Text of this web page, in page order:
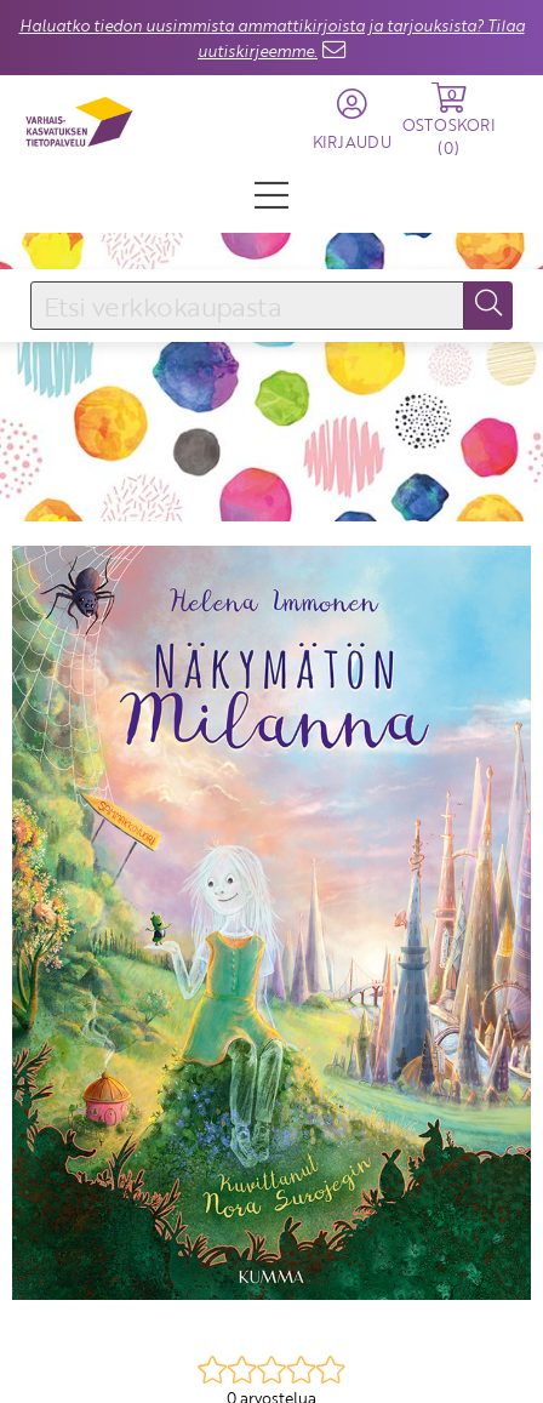
Haluatko tiedon uusimmista ammattikirjoista ja tarjouksista? Tilaa
uutiskirjeemme.
KIRJAUDU
0
OSTOSKORI
(0)
KIRJAUDU SISÄÄN
Käyttäjätunnus
Salasana
Unohtuiko salasana?
KIRJAUDU SISÄÄN
Etkö ole vielä Varhaiskasvatuksen Tietopalvelun
jäsen?
Liity tästä!
0 arvostelua